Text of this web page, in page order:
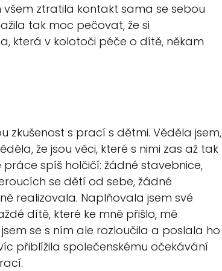
ztratila kontakt sama se sebou
tak moc pečovat, že si
která v kolotoči péče o dítě, někam
zkušenost s prací s dětmi. Věděla jsem,
že jsou věci, které s nimi zas až tak
spíš holčičí: žádné stavebnice,
se dětí od sebe, žádné
realizovala. Naplňovala jsem své
dítě, které ke mně přišlo, mě
se s ním ale rozloučila a poslala ho
přiblížila společenskému očekávání